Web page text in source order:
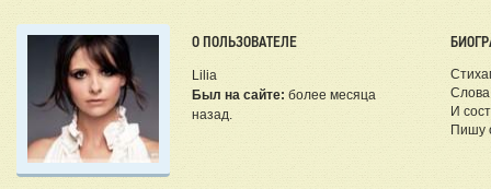
О ПОЛЬЗОВАТЕЛЕ
Lilia
Был на сайте: более месяца
назад.
И
Пишу